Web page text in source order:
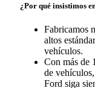
¿Por qué insistimos
Fabricamos
altos
vehículos.
Con más de
de
Ford siga